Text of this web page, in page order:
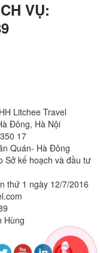
VỤ:
Litchee Travel
Đông, Hà Nội
17
Quán- Hà Đông
Sở kế hoạch và đầu tư
thứ 1 ngày 12/7/2016
Hùng